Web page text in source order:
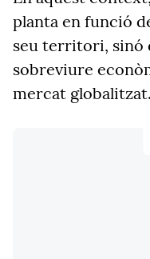
planta en funció
seu territori, sinó
sobreviure
mercat globalitzat.